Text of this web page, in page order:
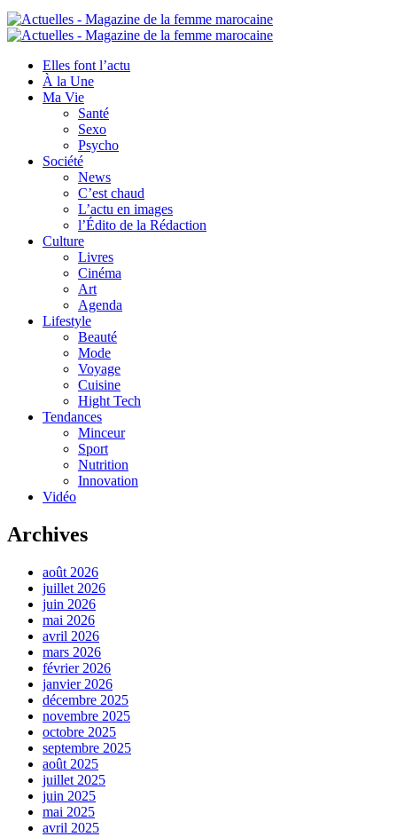
Elles font l’actu
À la Une
Ma Vie
Santé
Sexo
Psycho
Société
News
C’est chaud
L’actu en images
l’Édito de la Rédaction
Culture
Livres
Cinéma
Art
Agenda
Lifestyle
Beauté
Mode
Voyage
Cuisine
Hight Tech
Tendances
Minceur
Sport
Nutrition
Innovation
Vidéo
Archives
août 2026
juillet 2026
juin 2026
mai 2026
avril 2026
mars 2026
février 2026
janvier 2026
décembre 2025
novembre 2025
octobre 2025
septembre 2025
août 2025
juillet 2025
juin 2025
mai 2025
avril 2025